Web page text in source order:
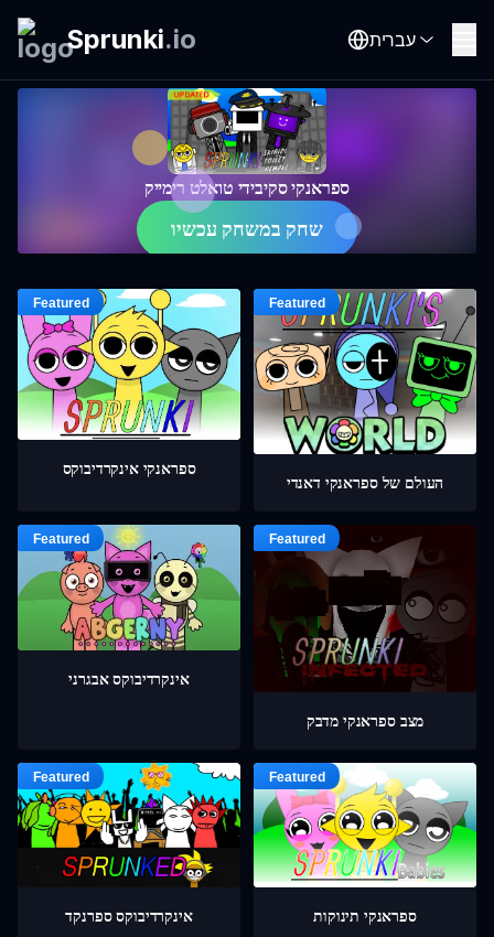
Sprunki.io עברית
ספראנקי סקיבידי טואלט רימייק
שחק במשחק עכשיו
ספראנקי אינקרדיבוקס
העולם של ספראנקי דאנדי
אינקרדיבוקס אבגרני
מצב ספראנקי מדבק
אינקרדיבוקס ספרנקד ספראנקי תינוקות